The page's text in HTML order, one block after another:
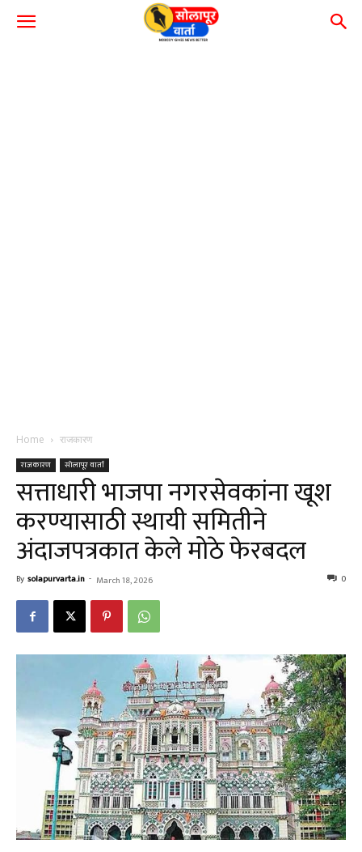
Home राजकारण
राजकारण सोलापूर वार्ता
सत्ताधारी भाजपा नगरसेवकांना खूश
करण्यासाठी स्थायी समितीने
अंदाजपत्रकात केले मोठे फेरबदल
By solapurvarta.in - March 18, 2026 0